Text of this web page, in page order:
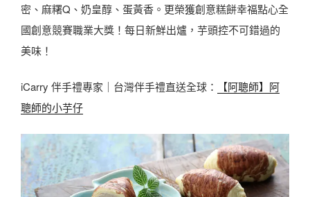
密、麻糬Q、奶皇醇、蛋黃香。更榮獲創意糕餅幸福點心全
國創意競賽職業大獎！每日新鮮出爐，芋頭控不可錯過的
美味！
iCarry 伴手禮專家｜台灣伴手禮直送全球：
【阿聰師】阿
聰師的小芋仔